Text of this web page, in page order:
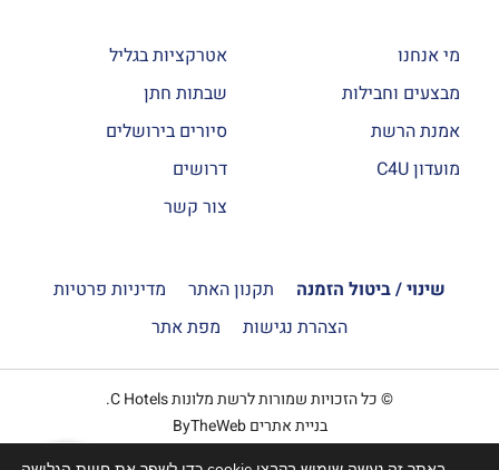
מי אנחנו
מבצעים וחבילות
אמנת הרשת
מועדון C4U
אטרקציות בגליל
שבתות חתן
סיורים בירושלים
דרושים
צור קשר
שינוי / ביטול הזמנה תקנון האתר
מדיניות פרטיות
הצהרת נגישות
מפת אתר
© כל הזכויות שמורות לרשת מלונות C Hotels.
בניית אתרים ByTheWeb